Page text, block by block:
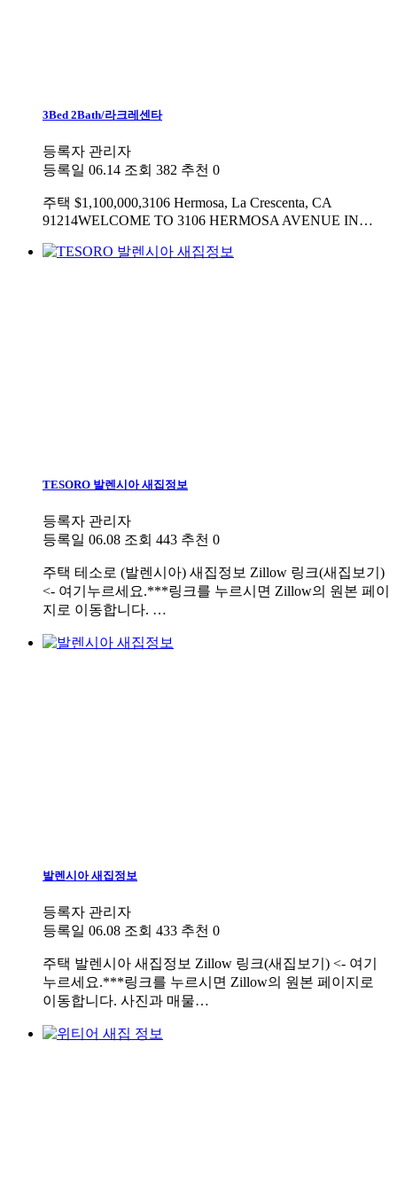
3Bed 2Bath/라크레센타
등록자 관리자
등록일 06.14 조회 382 추천 0
주택 $1,100,000,3106 Hermosa, La Crescenta, CA
91214WELCOME TO 3106 HERMOSA AVENUE IN…
TESORO 발렌시아 새집정보
등록자 관리자
등록일 06.08 조회 443 추천 0
주택 테소로 (발렌시아) 새집정보 Zillow 링크(새집보기)
<- 여기누르세요.***링크를 누르시면 Zillow의 원본 페이
지로 이동합니다. …
발렌시아 새집정보
등록자 관리자
등록일 06.08 조회 433 추천 0
주택 발렌시아 새집정보 Zillow 링크(새집보기) <- 여기
누르세요.***링크를 누르시면 Zillow의 원본 페이지로
이동합니다. 사진과 매물…